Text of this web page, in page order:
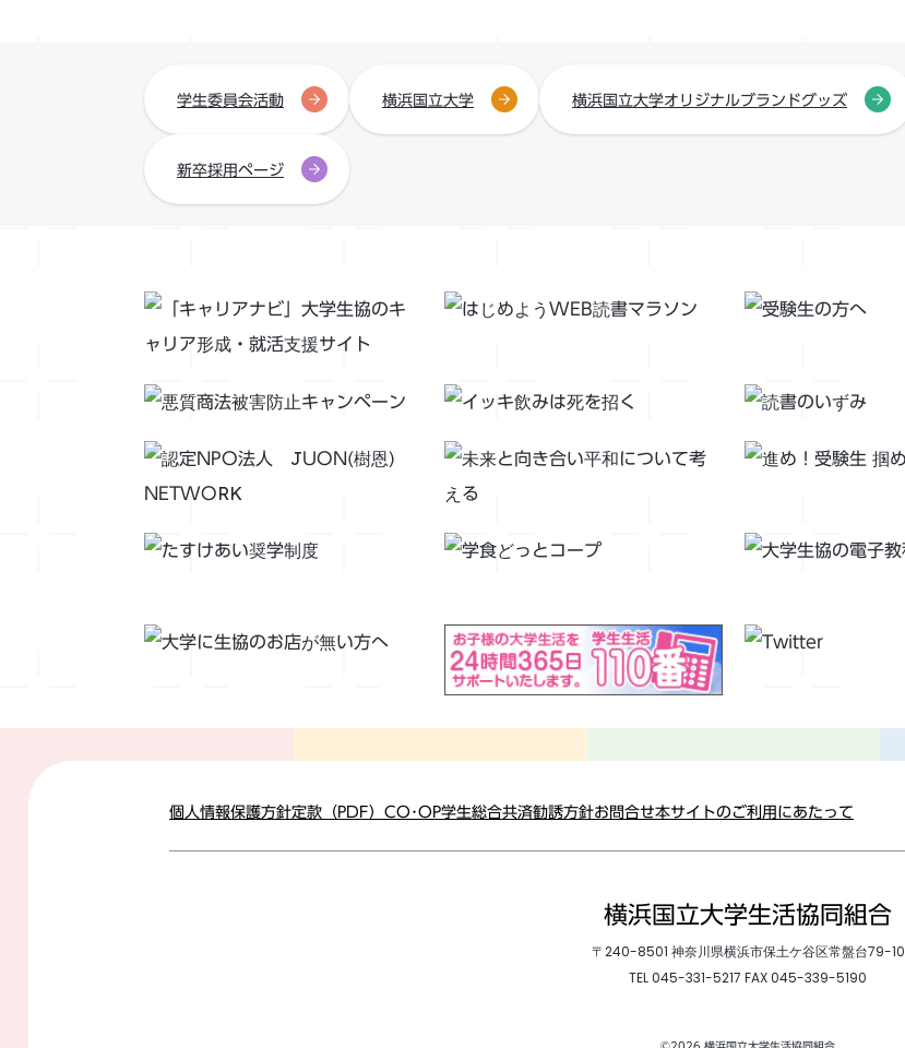
学生委員会活動 横浜国立大学 横浜国立大学オリジナルブランドグッズ
新卒採用ページ
個人情報保護方針定款（PDF） CO･OP学生総合共済勧誘方針お問合せ本サイトのご利用にあたって
横浜国立大学生活協同組合
〒240-8501 神奈川県横浜市保土ケ谷区常盤台79-10
TEL045-331-5217 FAX 045-339-5190